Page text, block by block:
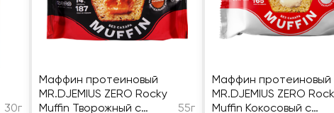
30г
Маффин протеиновый
MR.DJEMIUS ZERO Rocky
Muffin Творожный с
55г
Маффин протеиновый
MR.DJEMIUS ZERO
Muffin Кокосовый с